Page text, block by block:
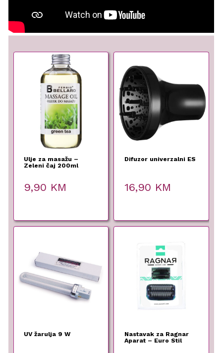
Ulje za masažu –
Zeleni čaj 200ml
9,90 KM
Difuzor univerzalni ES
16,90 KM
UV žarulja 9 W
Nastavak za Ragnar
Aparat – Euro Stil